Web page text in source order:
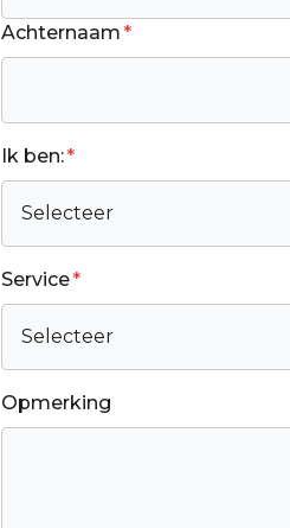
Achternaam*
Ik ben:*
Service*
Opmerking